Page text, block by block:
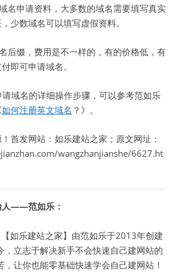
名申请资料，大多数的域名需要填写真实
少数域名可以填写虚假资料。
后缀，费用是不一样的，有的价格低，有
即可申请域名。
域名的详细操作步骤，可以参考范如乐
如何注册英文域名 ？》。
首发网站：如乐建站之家；原文网址：
wangzhanjianshe/6627.ht
人——范如乐：
如乐建站之家】由范如乐于2013年创建
，立志于解决新手不会快速自己建网站的
，让你也能零基础快速学会自己建网站！